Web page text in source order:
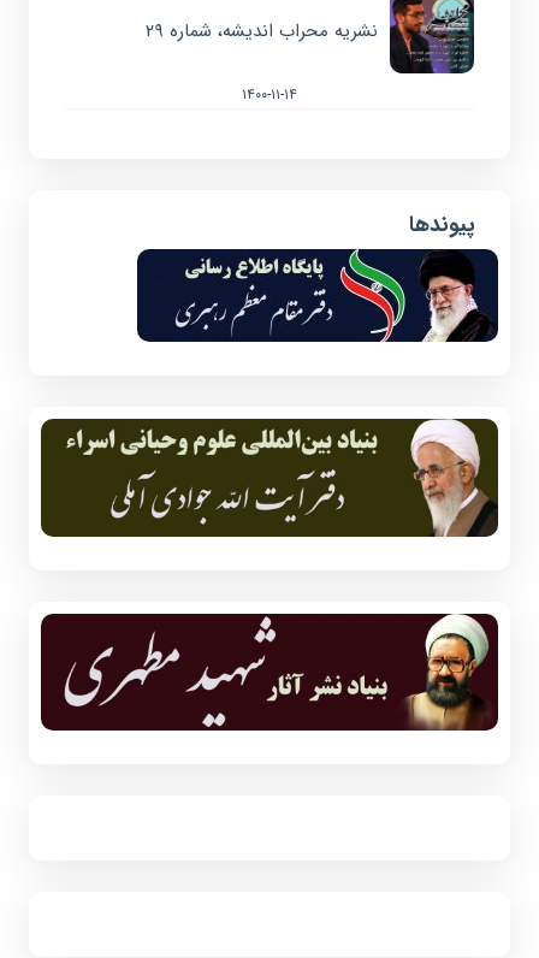
نشریه محراب اندیشه، شماره ۲۹
۱۴۰۰-۱۱-۱۴
پیوندها